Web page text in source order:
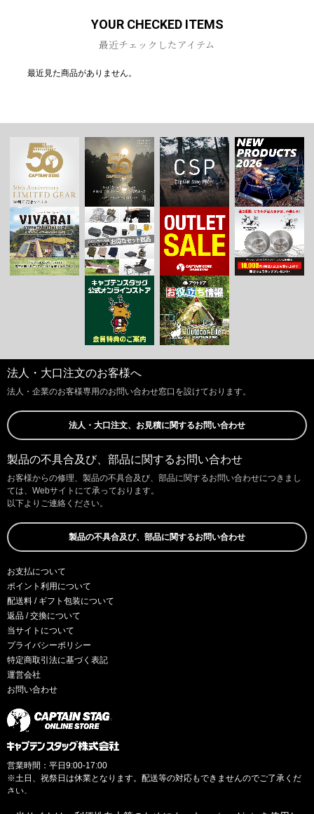
YOUR CHECKED ITEMS
最近チェックしたアイテム
最近見た商品がありません。
法人・大口注文のお客様へ
法人・企業のお客様専用のお問い合わせ窓口を設けております。
法人・大口注文、お見積に関するお問い合わせ
製品の不具合及び、部品に関するお問い合わせ
お客様からの修理、製品の不具合及び、部品に関するお問い合わせにつきまし
ては、Webサイトにて承っております。
以下よりご連絡ください。
製品の不具合及び、部品に関するお問い合わせ
お支払について
ポイント利用について
配送料 / ギフト包装について
返品 / 交換について
当サイトについて
プライバシーポリシー
特定商取引法に基づく表記
運営会社
お問い合わせ
営業時間：平日9:00-17:00
※土日、祝祭日は休業となります。配送等の対応もできませんのでご了承くだ
さい。